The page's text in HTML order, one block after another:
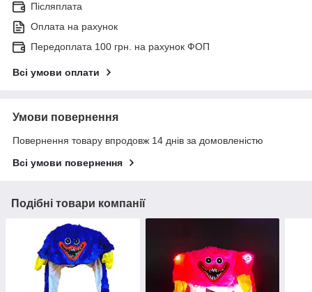
Післяплата
Оплата на рахунок
Передоплата 100 грн. на рахунок ФОП
Всі умови оплати
Умови повернення
Повернення товару впродовж 14 днів за домовленістю
Всі умови повернення
Подібні товари компанії